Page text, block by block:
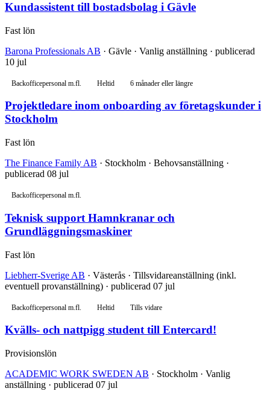
Kundassistent till bostadsbolag i Gävle
Fast lön
Barona Professionals AB · Gävle · Vanlig anställning · publicerad
10 jul
Backofficepersonal m.fl. Heltid 6 månader eller längre
Projektledare inom onboarding av företagskunder i
Stockholm
Fast lön
The Finance Family AB · Stockholm · Behovsanställning ·
publicerad 08 jul
Backofficepersonal m.fl.
Teknisk support Hamnkranar och
Grundläggningsmaskiner
Fast lön
Liebherr-Sverige AB · Västerås · Tillsvidareanställning (inkl.
eventuell provanställning) · publicerad 07 jul
Backofficepersonal m.fl. Heltid Tills vidare
Kvälls- och nattpigg student till Entercard!
Provisionslön
ACADEMIC WORK SWEDEN AB · Stockholm · Vanlig
anställning · publicerad 07 jul